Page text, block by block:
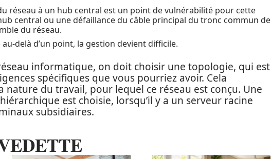
réseau à un hub central est un point de vulnérabilité pour cette
central ou une défaillance du câble principal du tronc commun de
du réseau.
delà d’un point, la gestion devient difficile.
informatique, on doit choisir une topologie, qui est
spécifiques que vous pourriez avoir. Cela
du travail, pour lequel ce réseau est conçu. Une
est choisie, lorsqu’il y a un serveur racine
subsidiaires.